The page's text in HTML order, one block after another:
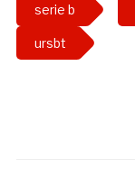
serie b
ursbt